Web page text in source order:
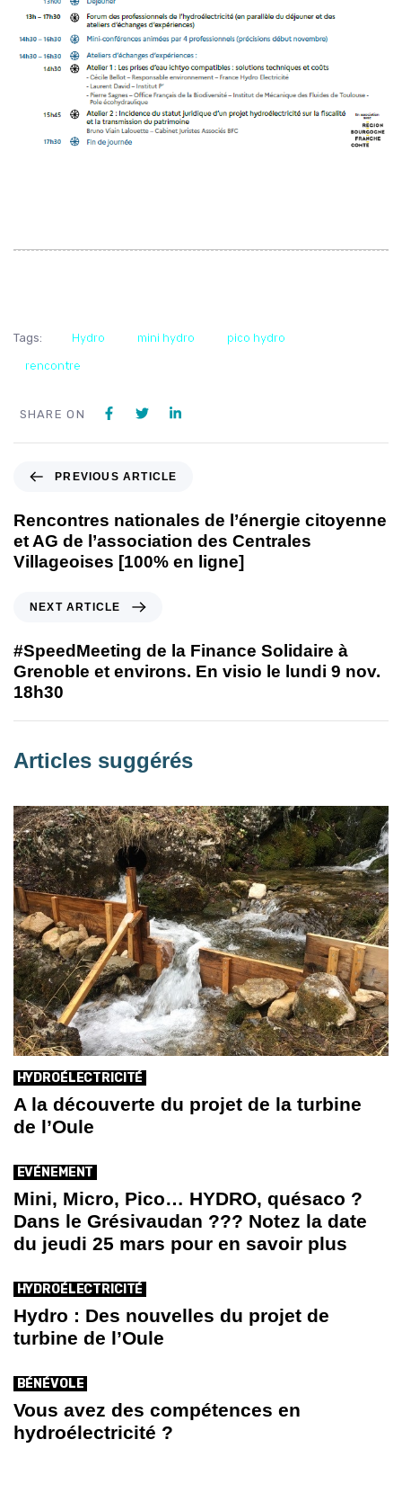
Tags: Hydro mini hydro pico hydro
rencontre
SHARE ON
PREVIOUS ARTICLE
Rencontres nationales de l’énergie citoyenne
et AG de l’association des Centrales
Villageoises [100% en ligne]
NEXT ARTICLE
#SpeedMeeting de la Finance Solidaire à
Grenoble et environs. En visio le lundi 9 nov.
18h30
Articles suggérés
HYDROÉLECTRICITÉ
A la découverte du projet de la turbine
de l’Oule
EVÉNEMENT
Mini, Micro, Pico… HYDRO, quésaco ?
Dans le Grésivaudan ??? Notez la date
du jeudi 25 mars pour en savoir plus
HYDROÉLECTRICITÉ
Hydro : Des nouvelles du projet de
turbine de l’Oule
BÉNÉVOLE
Vous avez des compétences en
hydroélectricité ?